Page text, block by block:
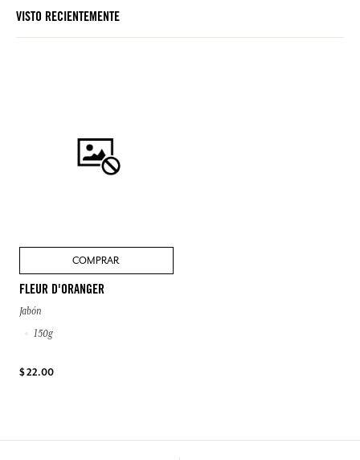
VISTO RECIENTEMENTE
COMPRAR
FLEUR D'ORANGER
Jabón
150g
$ 22.00